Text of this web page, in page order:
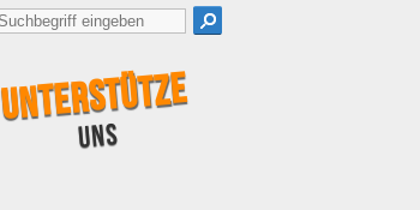
Unterstütze
uns